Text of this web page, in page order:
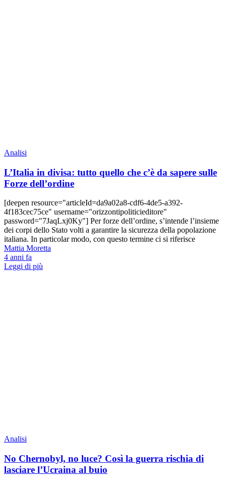
Analisi
L’Italia in divisa: tutto quello che c’è da sapere sulle
Forze dell’ordine
[deepen resource="articleId=da9a02a8-cdf6-4de5-a392-
4f183cec75ce" username="orizzontipoliticieditore"
password="7JaqLxj0Ky"] Per forze dell’ordine, s’intende l’insieme
dei corpi dello Stato volti a garantire la sicurezza della popolazione
italiana. In particolar modo, con questo termine ci si riferisce
Mattia Moretta
4 anni fa
Leggi di più
Analisi
No Chernobyl, no luce? Così la guerra rischia di
lasciare l’Ucraina al buio